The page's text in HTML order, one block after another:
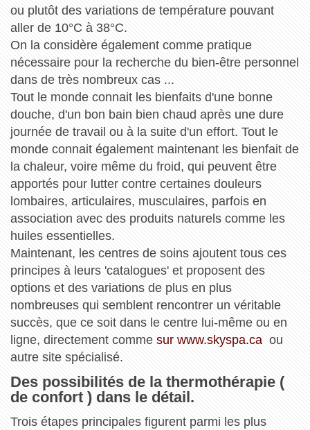
ou plutôt des variations de température pouvant
aller de 10°C à 38°C.
On la considère également comme pratique
nécessaire pour la recherche du bien-être personnel
dans de très nombreux cas ...
Tout le monde connait les bienfaits d'une bonne
douche, d'un bon bain bien chaud après une dure
journée de travail ou à la suite d'un effort. Tout le
monde connait également maintenant les bienfait de
la chaleur, voire même du froid, qui peuvent être
apportés pour lutter contre certaines douleurs
lombaires, articulaires, musculaires, parfois en
association avec des produits naturels comme les
huiles essentielles.
Maintenant, les centres de soins ajoutent tous ces
principes à leurs 'catalogues' et proposent des
options et des variations de plus en plus
nombreuses qui semblent rencontrer un véritable
succès, que ce soit dans le centre lui-même ou en
ligne, directement comme sur www.skyspa.caou
autre site spécialisé.
Des possibilités de la thermothérapie (
de confort ) dans le détail.
Trois étapes principales figurent parmi les plus